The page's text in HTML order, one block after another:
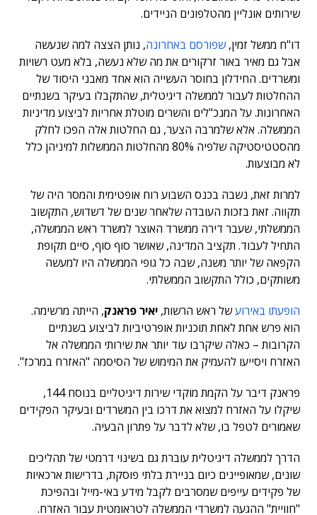
שירותים אונליין מהטלפונים הניידים.
דו"ח ממשל זמין,שפורסם באחרונה, נותן הצצה למה שנעשה
אבל גם מאיר באור זרקורים את מה שלא נעשה, בלא מעט רשויות
ומשרדים. החידלון בחוסר העשייה הוא אחד מאבני היסוד של
ההחלטות לעבור לממשלה דיגיטלית, שהתקבלו בעיקר בשנתיים
האחרונות. על המנכ"לים והשרים מוטלת אחריות לביצוע מדיניות
הממשלה. אלא שלמרבה הצער, גם החלטות אלה הפכו לחלק
מהסטטיסטיקה שלפיה 80% מהחלטות הממשלות למיניהן כלל
לא מבוצעות.
למרות זאת, נשבה בכנס השבוע רוח אופטימית והמסר היה של
תקווה. זאת בזכות העובדה שלאחר שנים של דשדוש, התקשוב
הממשלתי, שעבר דירה ממשרד האוצר למשרד ראש הממשלה,
התחיל לעבוד. תקציב המדינה, שאושר סוף סוף, סיים תקופת
הקפאה של יותר משנה, שבה כל גופי הממשלה היו למעשה
משותקים, כולל התקשוב הממשלתי.
הופעתו באירועשל ראש הרשות, יאיר פראנק, הייתה מרשימה.
הוא פרש אחת לאחת תוכניות אופרטיביות לביצוע בשנתיים
הקרובות – כאלה שיקרבו עוד יותר את שירותי הממשלה אל
האזרח ויסייעו להעמיק את המימוש של הסיסמה "האזרח במרכז".
פראנק דיבר על הקמת מוקדי שירות דיגיטליים בנוסח 144,
שיקלו על האזרח למצוא את דרכו בין המשרדים ובעיקר הפקידים
שאמורים לטפל בו, שלא לדבר על פתרון הבעיה.
הדרך לממשלה דיגיטלית עוברת גם בשינוי דרמטי של תהליכים
שונים, שמאופיינים כיום בניירת בלתי פוסקת, בדרישות ארכאיות
של פקידים עייפים שמסרבים לקבל מידע באי-מייל ובהפיכת
"חוויית" ההגעה למשרדי הממשלה לטראומטית עבור האזרח.